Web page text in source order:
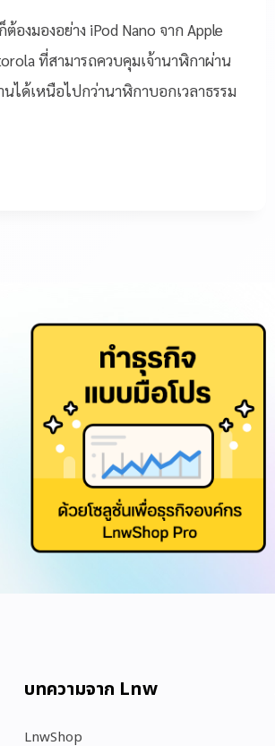
องมองอย่าง iPod Nano จาก Apple
ที่สามารถควบคุมเจ้านาฬิกาผ่าน
ได้เหนือไปกว่านาฬิกาบอกเวลาธรรม
บทความจาก Lnw
LnwShop